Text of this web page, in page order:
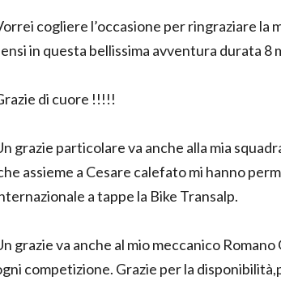
cogliere l’occasione per ringraziare la
in questa bellissima avventura durata 8
di cuore !!!!!
grazie particolare va anche alla mia
assieme a Cesare calefato mi hanno
a tappe la Bike Transalp.
grazie va anche al mio meccanico
competizione. Grazie per la